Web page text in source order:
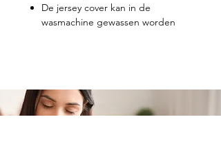
De jersey cover kan in de
wasmachine gewassen worden